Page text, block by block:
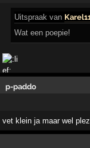
Uitspraak van
Wat een poepie!
p-paddo
vet klein ja maar wel